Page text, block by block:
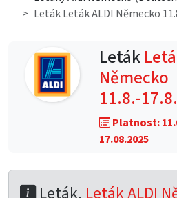
Leták Leták ALDI Německo
Leták
Německo
11.8.-
Platnost:
17.08.2025